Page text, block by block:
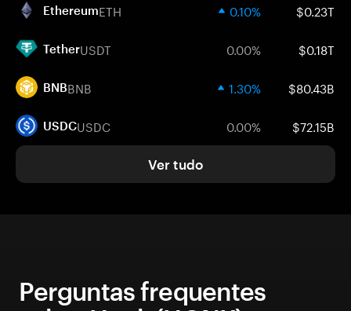
EthereumETH 0.10% $0.23T
TetherUSDT 0.00% $0.18T
BNBBNB 1.30% $80.43B
USDCUSDC 0.00% $72.15B
Ver tudo
Perguntas frequentes